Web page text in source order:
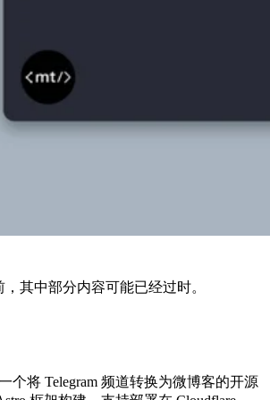
其中部分内容可能已经过时。
个将 Telegram 频道转换为微博客的开源